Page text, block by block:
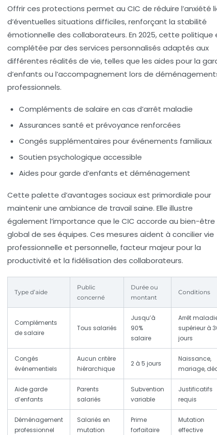
Offrir ces protections permet au CIC de réduire l’anxiété
d’éventuelles situations difficiles, renforçant la stabilité
émotionnelle des collaborateurs. En 2025, cette politique
complétée par des services personnalisés adaptés aux
différentes réalités de vie, telles que les aides pour la
d’enfants ou l’accompagnement lors de
professionnels.
Compléments de salaire en cas d’arrêt maladie
Assurances santé et prévoyance renforcées
Congés supplémentaires pour événements familiaux
Soutien psychologique accessible
Aides pour garde d’enfants et déménagement
Cette palette d’avantages sociaux est primordiale pour
maintenir une ambiance de travail saine. Elle illustre
également l’importance que le CIC accorde au bien-être
global de ses équipes. Ces mesures aident à concilier vie
professionnelle et personnelle, facteur majeur pour la
productivité et la fidélisation des collaborateurs.
Type d’aide
Public
concerné
Durée ou
montant
Conditions
Compléments
de salaire
Tous salariés
Jusqu’à
90%
salaire
Arrêt
supérieur à
jours
Congés
événementiels
Aucun critère
hiérarchique
2 à 5 jours
Naissance,
mariage,
Aide garde
d’enfants
Parents
salariés
Subvention
variable
Justificatifs
requis
Déménagement
professionnel
Salariés en
mutation
Prime
forfaitaire
Mutation
effective